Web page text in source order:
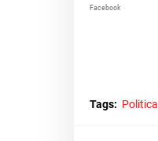
Facebook
Tags: Politica